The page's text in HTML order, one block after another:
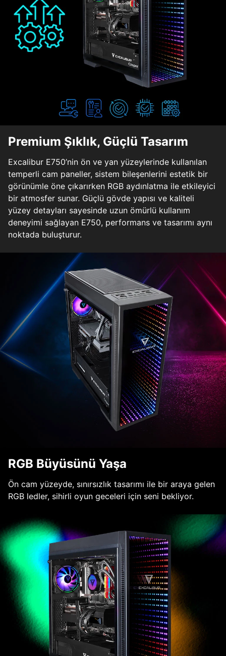
Premium Şıklık, Güçlü Tasarım
Excalibur E750’nin ön ve yan yüzeylerinde kullanılan
temperli cam paneller, sistem bileşenlerini estetik bir
görünümle öne çıkarırken RGB aydınlatma ile etkileyici
bir atmosfer sunar. Güçlü gövde yapısı ve kaliteli
yüzey detayları sayesinde uzun ömürlü kullanım
deneyimi sağlayan E750, performans ve tasarımı aynı
noktada buluşturur.
RGB Büyüsünü Yaşa
Ön cam yüzeyde, sınırsızlık tasarımı ile bir araya gelen
RGB ledler, sihirli oyun geceleri için seni bekliyor.